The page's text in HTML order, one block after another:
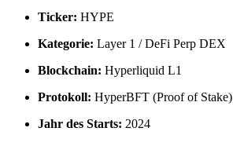
Ticker: HYPE
Kategorie: Layer 1 / DeFi Perp DEX
Blockchain: Hyperliquid L1
Protokoll: HyperBFT (Proof of Stake)
Jahr des Starts: 2024